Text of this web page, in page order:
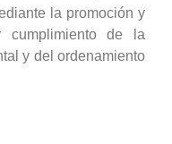
la promoción y
de la
y del ordenamiento